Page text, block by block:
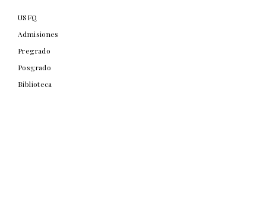
USFQ
Admisiones
Pregrado
Posgrado
Biblioteca